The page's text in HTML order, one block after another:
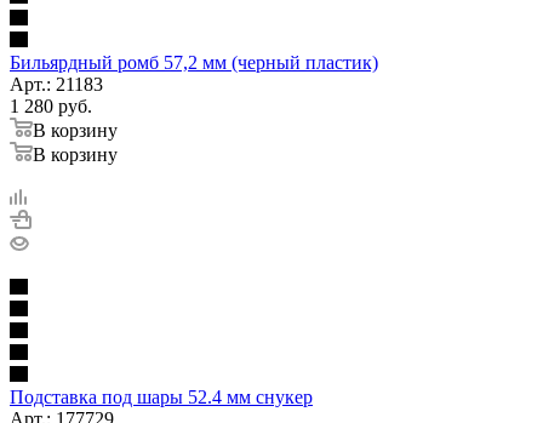
Бильярдный ромб 57,2 мм (черный пластик)
Арт.: 21183
1 280 руб.
В корзину
В корзину
Подставка под шары 52.4 мм снукер
Арт.: 177729